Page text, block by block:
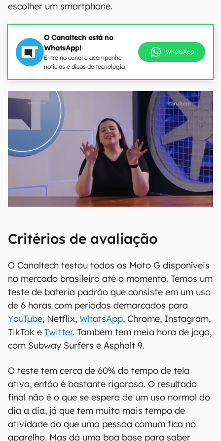
escolher um smartphone.
O Canaltech está no
WhatsApp!
Entre no canal e acompanhe
notícias e dicas de tecnologia
WhatsApp
Critérios de avaliação
O Canaltech testou todos os Moto G disponíveis
no mercado brasileiro até o momento. Temos um
teste de bateria padrão que consiste em um uso
de 6 horas com períodos demarcados para
YouTube, Netflix, WhatsApp, Chrome, Instagram,
TikTok e Twitter. Também tem meia hora de jogo,
com Subway Surfers e Asphalt 9.
O teste tem cerca de 60% do tempo de tela
ativa, então é bastante rigoroso. O resultado
final não é o que se espera de um uso normal do
dia a dia, já que tem muito mais tempo de
atividade do que uma pessoa comum fica no
aparelho. Mas dá uma boa base para saber